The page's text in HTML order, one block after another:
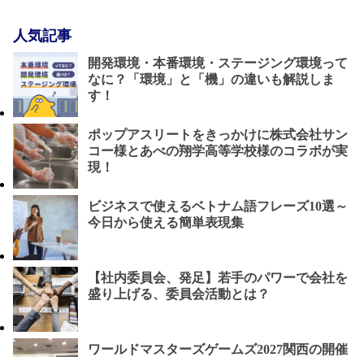
人気記事
開発環境・本番環境・ステージング環境って
なに？「環境」と「機」の違いも解説しま
す！
ポップアスリートをきっかけに株式会社サン
コー様とあべの翔学高等学校様のコラボが実
現！
ビジネスで使えるベトナム語フレーズ10選～
今日から使える簡単表現集
【社内委員会、発足】若手のパワーで会社を
盛り上げる、委員会活動とは？
ワールドマスターズゲームズ2027関西の開催